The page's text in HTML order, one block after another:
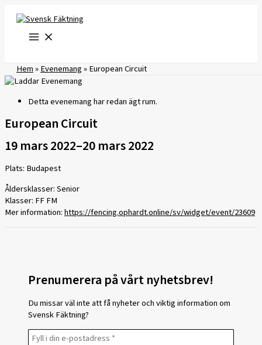
innehåll
Hem»Evenemang»European Circuit
Detta evenemang har redan ägt rum.
European Circuit
19 mars 2022–20 mars 2022
Plats: Budapest
Åldersklasser: Senior
Klasser: FF FM
Mer information:https://fencing.ophardt.online/sv/widget/event/23609
Prenumerera på vårt nyhetsbrev!
Du missar väl inte att få nyheter och viktig information om
Svensk Fäktning?